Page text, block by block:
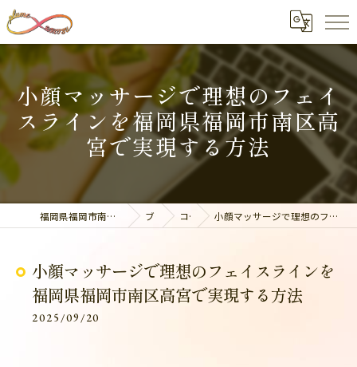
小顔マッサージで理想のフェイ
スラインを福岡県福岡市南区高
宮で実現する方法
福岡県福岡市南区の整体なら美容整骨サロン plume ブログ コラム 小顔マッサージで理想のフェイスラインを福岡県福岡市南区高宮で実現する方法
小顔マッサージで理想のフェイスラインを
福岡県福岡市南区高宮で実現する方法
2025/09/20